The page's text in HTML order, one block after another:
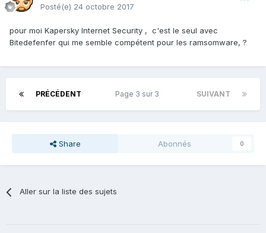
Posté(e) 24 octobre 2017
pour moi Kapersky Internet Security , c'est le seul avec
Bitedefenfer qui me semble compétent pour les ramsomware, ?
PRÉCÉDENT SUIVANT
Page 3 sur 3
Share Abonnés 0
Aller sur la liste des sujets